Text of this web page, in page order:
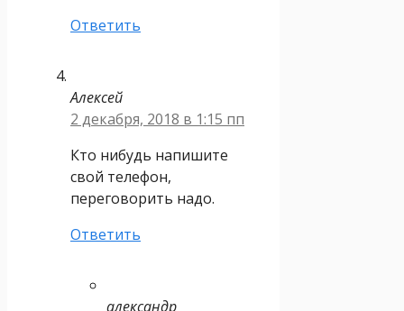
Ответить
Алексей
2 декабря, 2018 в 1:15 пп
Кто нибудь напишите
свой телефон,
переговорить надо.
Ответить
александр